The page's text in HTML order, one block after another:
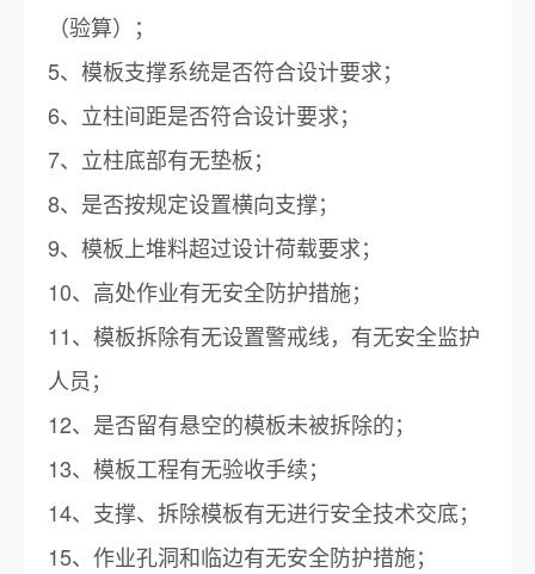
（验算）；
5、模板支撑系统是否符合设计要求；
6、立柱间距是否符合设计要求；
7、立柱底部有无垫板；
8、是否按规定设置横向支撑；
9、模板上堆料超过设计荷载要求；
10、高处作业有无安全防护措施；
11、模板拆除有无设置警戒线，有无安全监护
人员；
12、是否留有悬空的模板未被拆除的；
13、模板工程有无验收手续；
14、支撑、拆除模板有无进行安全技术交底；
15、作业孔洞和临边有无安全防护措施；